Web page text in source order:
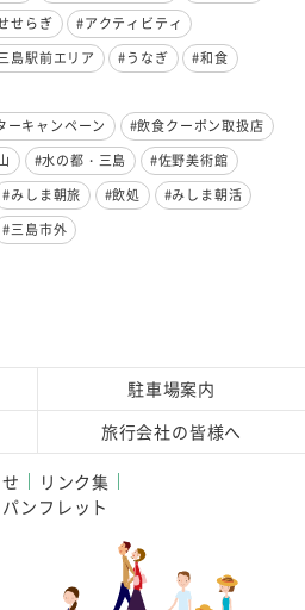
せらぎ
#アクティビティ
島駅前エリア #うなぎ
#和食
ーキャンペーン
#飲食クーポン取扱店
#水の都・三島
#佐野美術館
#みしま朝旅 #飲処
#みしま朝活
#三島市外
駐車場案内
旅行会社の皆様へ
リンク集
パンフレット